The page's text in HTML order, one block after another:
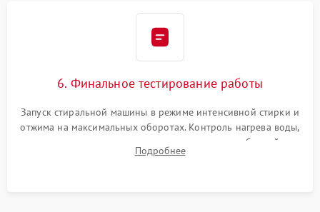
6. Финальное тестирование работы
Запуск стиральной машины в режиме интенсивной стирки и
отжима на максимальных оборотах. Контроль нагрева воды,
корректности слива, отсутствия излишних вибраций,
посторонних стуков и протечек под корпусом.
Подробнее